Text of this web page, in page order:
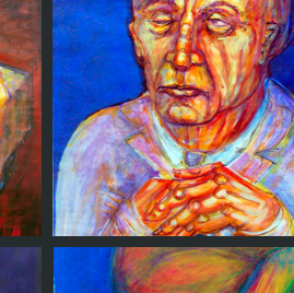
Mujer con sombrero